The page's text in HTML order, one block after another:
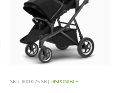
SKU: 11000025-SB | DISPONIBLE